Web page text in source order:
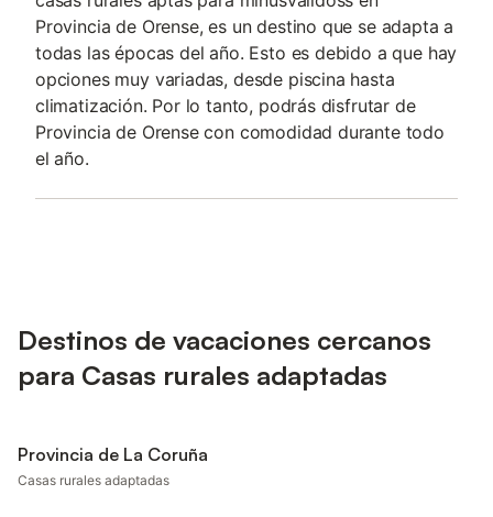
Provincia de Orense, es un destino que se adapta a
todas las épocas del año. Esto es debido a que hay
opciones muy variadas, desde piscina hasta
climatización. Por lo tanto, podrás disfrutar de
Provincia de Orense con comodidad durante todo
el año.
Destinos de vacaciones cercanos
para Casas rurales adaptadas
Provincia de La Coruña
Casas rurales adaptadas